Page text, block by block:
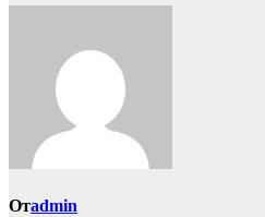
Отadmin